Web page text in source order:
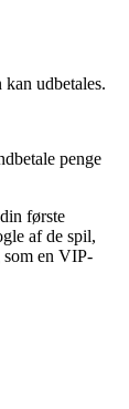
udbetales.
penge
første
af de spil,
en VIP-